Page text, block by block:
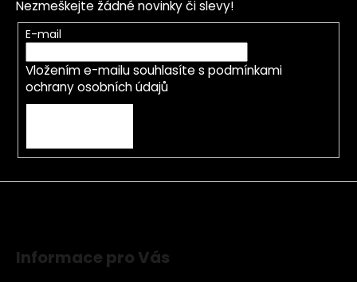
Nezmeškejte žádné novinky či slevy!
E-mail
Vložením e-mailu souhlasíte s podmínkami
ochrany osobních údajů
Informace pro Vás